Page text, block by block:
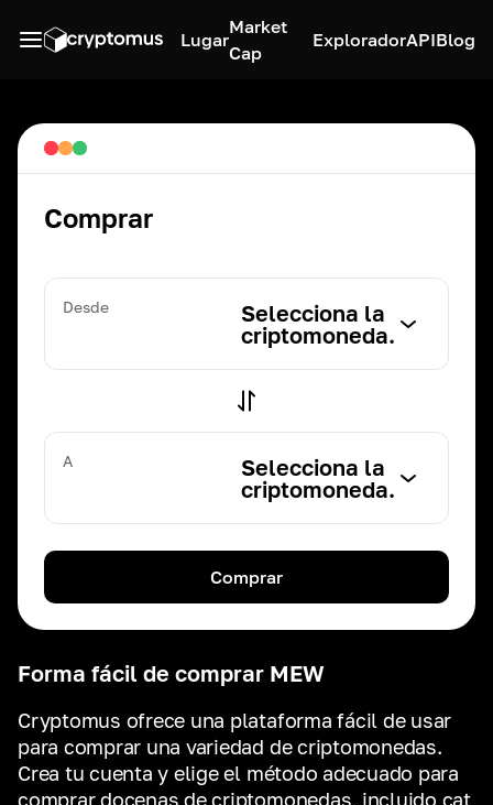
Lugar
Market
Cap
ExploradorAPIBlog
Forma fácil de comprar MEW
Cryptomus ofrece una plataforma fácil de usar
para comprar una variedad de criptomonedas.
Crea tu cuenta y elige el método adecuado para
comprar docenas de criptomonedas, incluido cat
Comprar
Desde
Selecciona la
criptomoneda.
A
Selecciona la
criptomoneda.
Comprar